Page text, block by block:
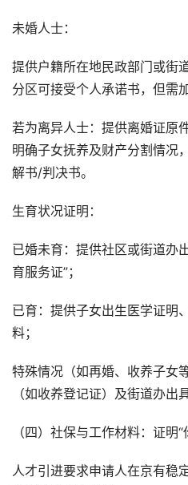
未婚人士：
提供户籍所在地民政部门或街
分区可接受个人承诺书，但需
若为离异人士：提供离婚证原
明确子女抚养及财产分割情况
解书/判决书。
生育状况证明：
已婚未育：提供社区或街道办
育服务证”；
已育：提供子女出生医学证明
料；
特殊情况（如再婚、收养子女
（如收养登记证）及街道办出
（四）社保与工作材料：证明
人才引进要求申请人在京有稳